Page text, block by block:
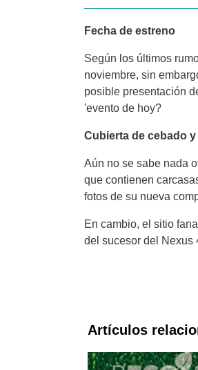
Fecha de estreno
Según los últimos
noviembre, sin
posible presentación
'evento de hoy?
Cubierta de cebado
Aún no se sabe nada
que contienen
fotos de su nueva
En cambio, el sitio
del sucesor del Nexus
Artículos